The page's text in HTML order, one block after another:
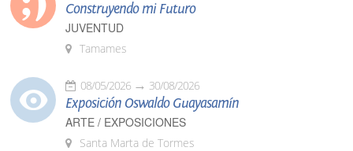
Construyendo mi Futuro
JUVENTUD
Tamames
08/05/2026 30/08/2026
Exposición Oswaldo Guayasamín
ARTE / EXPOSICIONES
Santa Marta de Tormes